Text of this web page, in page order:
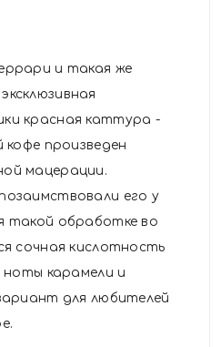
и такая же
красная каттура -
кофе произведен
мацерации.
его у
такой обработке во
сочная кислотность
ноты карамели и
для любителей